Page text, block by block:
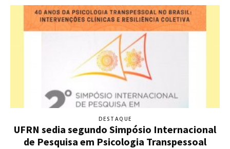
DESTAQUE
UFRN sedia segundo Simpósio Internacional
de Pesquisa em Psicologia Transpessoal